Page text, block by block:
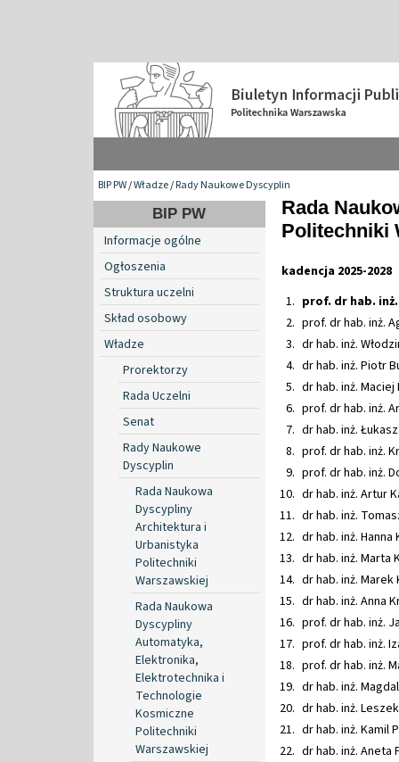
BIP PW/Władze/Rady Naukowe Dyscyplin
BIP PW
Informacje ogólne
Ogłoszenia
Struktura uczelni
Skład osobowy
Władze
Prorektorzy
Rada Uczelni
Senat
Rady Naukowe
Dyscyplin
Rada Naukowa
Dyscypliny
Architektura i
Urbanistyka
Politechniki
Warszawskiej
Rada Naukowa
Dyscypliny
Automatyka,
Elektronika,
Elektrotechnika i
Technologie
Kosmiczne
Politechniki
Warszawskiej
Rada
Politechniki
kadencja 2025-2028
prof. dr hab.
prof. dr hab. inż.
dr hab. inż.
dr hab. inż. Piotr
dr hab. inż.
prof. dr hab. inż.
dr hab. inż.
prof. dr hab. inż.
prof. dr hab. inż.
dr hab. inż. Artur
dr hab. inż.
dr hab. inż.
dr hab. inż. Marta
dr hab. inż.
dr hab. inż. Anna
prof. dr hab. inż.
prof. dr hab. inż.
prof. dr hab. inż.
dr hab. inż.
dr hab. inż.
dr hab. inż. Kamil
dr hab. inż. Aneta